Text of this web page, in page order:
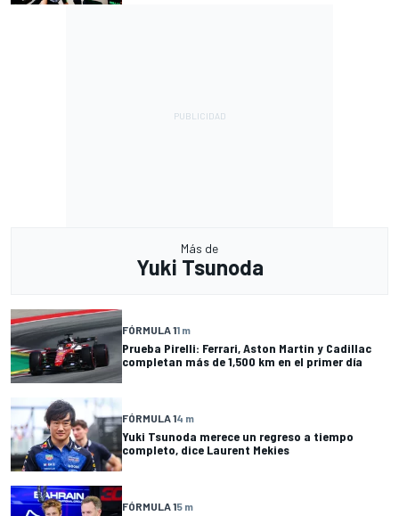
Más de
Yuki Tsunoda
FÓRMULA 11 m
Prueba Pirelli: Ferrari, Aston Martin y Cadillac
completan más de 1,500 km en el primer día
FÓRMULA 14 m
Yuki Tsunoda merece un regreso a tiempo
completo, dice Laurent Mekies
FÓRMULA 15 m